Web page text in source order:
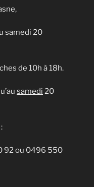
samedi 20
de 10h à 18h.
samedi 20
92 ou 0496 550